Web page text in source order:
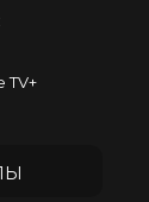
TV+